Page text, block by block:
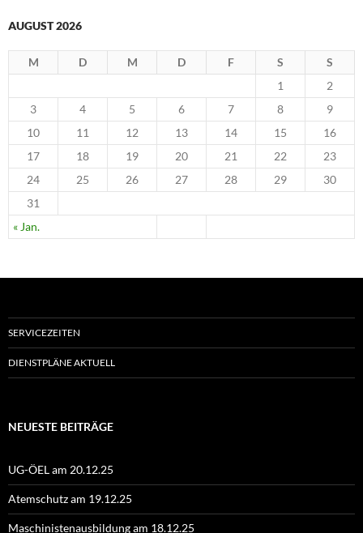
AUGUST 2026
M D M D F S S
« Jan.
1
2
3
4 5 6 7 8
9
10
11 12 13 14 15
16
17
18 19 20 21 22
23
24
25 26 27 28 29
30
31
SERVICEZEITEN
DIENSTPLÄNE AKTUELL
NEUESTE BEITRÄGE
UG-ÖEL am 20.12.25
Atemschutz am 19.12.25
Maschinistenausbildung am 18.12.25